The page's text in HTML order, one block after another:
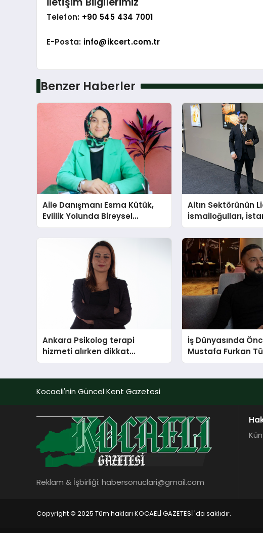
Telefon: +90 545 434 7001
E-Posta: info@ikcert.com.tr
Benzer Haberler
Aile Danışmanı Esma Kütük,
Evlilik Yolunda Bireysel
Farkındalığın ve Sınırların
Gücünü Anlatıyor
Altın Sektörünün
İsmailoğulları,
Mücevher
Ankara Psikolog terapi
hizmeti alırken dikkat
edilecek hususlar
İş Dünyasında
Mustafa Furkan
Kocaeli'nin Güncel Kent Gazetesi
Reklam & İşbirliği: habersonuclari@gmail.com
Copyright © 2025 Tüm hakları KOCAELİ GAZETESİ 'da saklıdır.